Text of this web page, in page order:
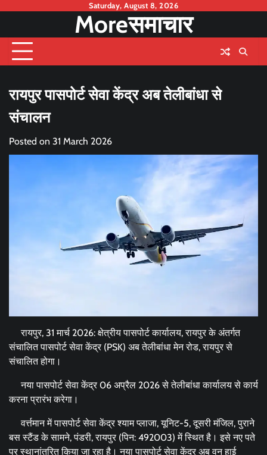
content
Saturday, August 8, 2026
Moreसमाचार
रायपुर पासपोर्ट सेवा केंद्र अब तेलीबांधा से
संचालन
Posted on 31 March 2026
रायपुर, 31 मार्च 2026: क्षेत्रीय पासपोर्ट कार्यालय, रायपुर के अंतर्गत
संचालित पासपोर्ट सेवा केंद्र (PSK) अब तेलीबांधा मेन रोड, रायपुर से
संचालित होगा।
नया पासपोर्ट सेवा केंद्र 06 अप्रैल 2026 से तेलीबांधा कार्यालय से कार्य
करना प्रारंभ करेगा।
वर्त्तमान में पासपोर्ट सेवा केंद्र श्याम प्लाजा, यूनिट-5, दूसरी मंजिल, पुराने
बस स्टैंड के सामने, पंडरी, रायपुर (पिन: 492003) में स्थित है। इसे नए पते
पर स्थानांतरित किया जा रहा है। नया पासपोर्ट सेवा केंद्र अब वन हाई